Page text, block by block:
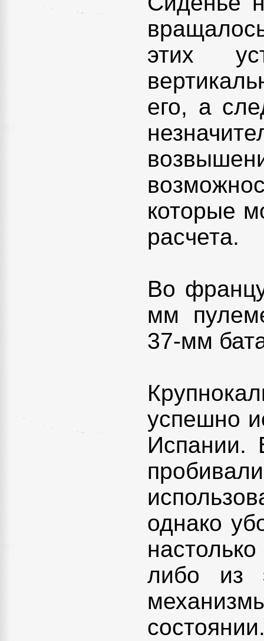
этих
его, а
которые
расчета.
Во
мм
37-мм
успешно
Испании.
однако
либо из